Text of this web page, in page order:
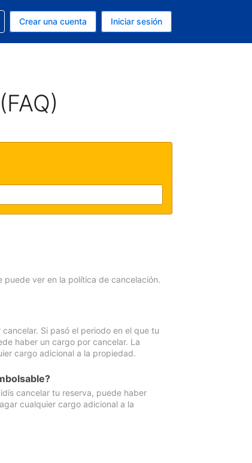
de EEUU
usando es Español (Argentina)
reserva
Crear una cuenta Iniciar sesión
puede ver en la política de cancelación.
Si pasó el periodo en el que tu
haber un cargo por cancelar. La
cargo adicional a la propiedad.
cancelar tu reserva, puede haber
cualquier cargo adicional a la